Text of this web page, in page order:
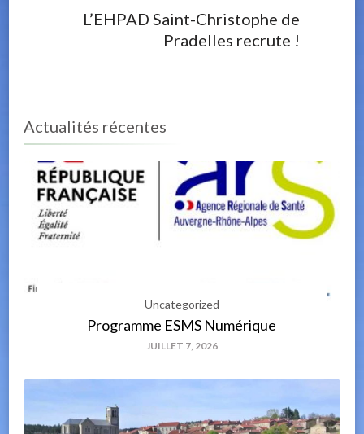
L’EHPAD Saint-Christophe de
Pradelles recrute !
Actualités récentes
Uncategorized
Programme ESMS Numérique
JUILLET 7, 2026